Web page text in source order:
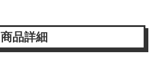
商品詳細